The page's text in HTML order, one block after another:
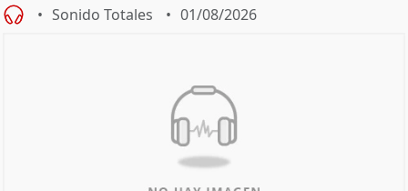
Sonido Totales 01/08/2026